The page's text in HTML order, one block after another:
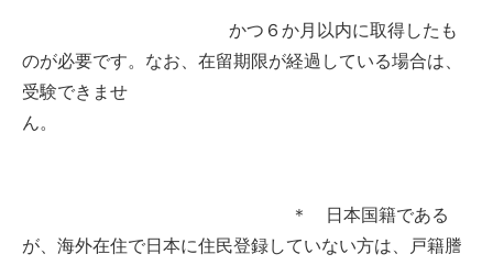
かつ６か月以内に取得したも
のが必要です。なお、在留期限が経過している場合は、
受験できませ
ん。
＊ 日本国籍である
が、海外在住で日本に住民登録していない方は、戸籍謄